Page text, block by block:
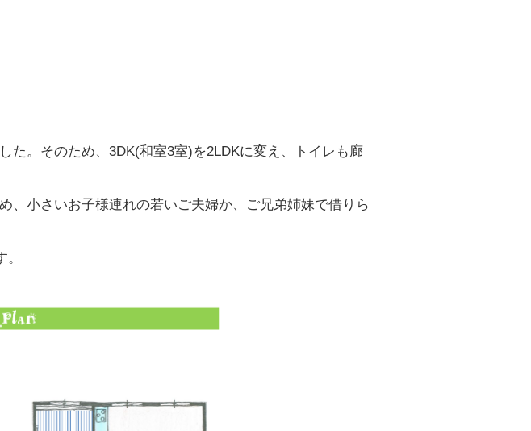
た。そのため、3DK(和室3室)を2LDKに変え、トイレも廊
、小さいお子様連れの若いご夫婦か、ご兄弟姉妹で借りら